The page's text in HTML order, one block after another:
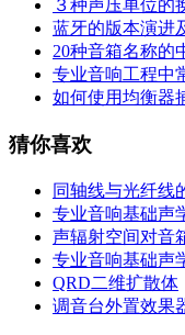
３种声压单位的
蓝牙的版本演进
20种音箱名称的
专业音响工程中
如何使用均衡器
猜你喜欢
同轴线与光纤线
专业音响基础声
声辐射空间对音
专业音响基础声
QRD二维扩散体
调音台外置效果